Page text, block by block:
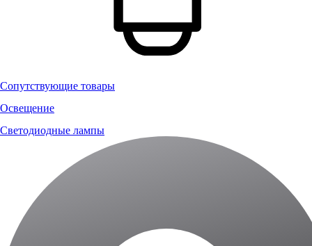
Сопутствующие товары
Освещение
Светодиодные лампы